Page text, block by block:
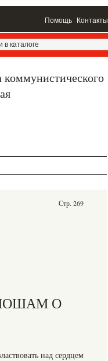
Помощь Контакты
Стр. 269
О
над сердцем